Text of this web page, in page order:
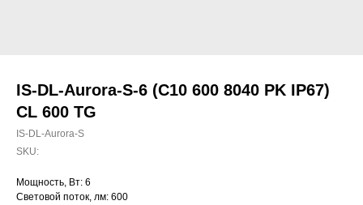
IS-DL-Aurora-S-6 (C10 600 8040 PK IP67)
CL 600 TG
IS-DL-Aurora-S
SKU:
Мощность, Вт: 6
Световой поток, лм: 600